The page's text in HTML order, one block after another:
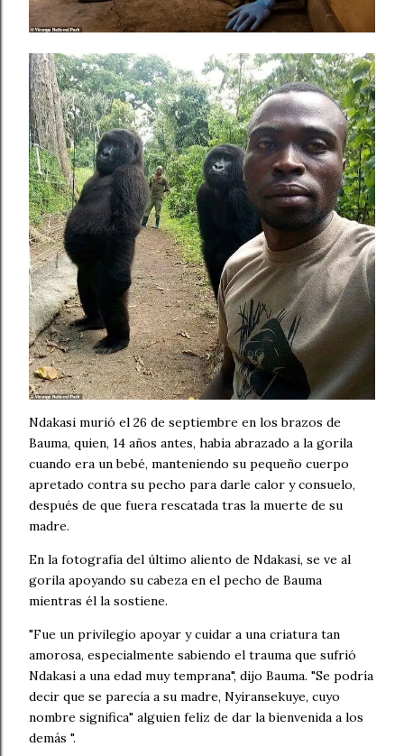
Ndakasi murió el 26 de septiembre en los brazos de
Bauma, quien, 14 años antes, había abrazado a la gorila
cuando era un bebé, manteniendo su pequeño cuerpo
apretado contra su pecho para darle calor y consuelo,
después de que fuera rescatada tras la muerte de su
madre.
En la fotografía del último aliento de Ndakasi, se ve al
gorila apoyando su cabeza en el pecho de Bauma
mientras él la sostiene.
"Fue un privilegio apoyar y cuidar a una criatura tan
amorosa, especialmente sabiendo el trauma que sufrió
Ndakasi a una edad muy temprana", dijo Bauma. "Se podría
decir que se parecía a su madre, Nyiransekuye, cuyo
nombre significa" alguien feliz de dar la bienvenida a los
demás ".